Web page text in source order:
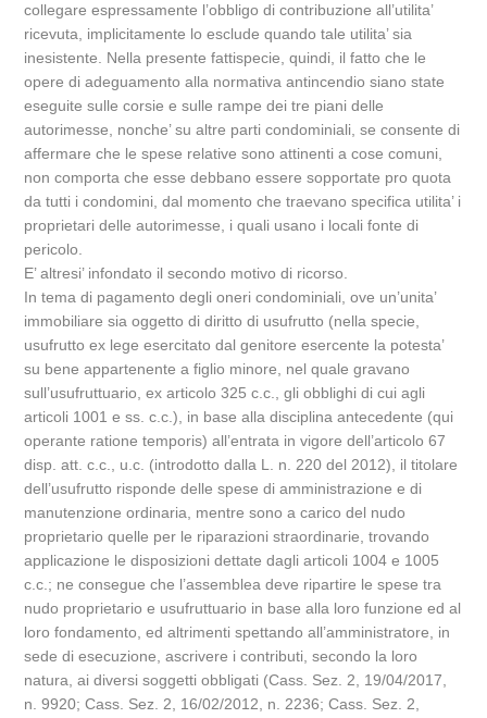
collegare espressamente l’obbligo di contribuzione all’utilita’
ricevuta, implicitamente lo esclude quando tale utilita’ sia
inesistente. Nella presente fattispecie, quindi, il fatto che le
opere di adeguamento alla normativa antincendio siano state
eseguite sulle corsie e sulle rampe dei tre piani delle
autorimesse, nonche’ su altre parti condominiali, se consente di
affermare che le spese relative sono attinenti a cose comuni,
non comporta che esse debbano essere sopportate pro quota
da tutti i condomini, dal momento che traevano specifica utilita’ i
proprietari delle autorimesse, i quali usano i locali fonte di
pericolo.
E’ altresi’ infondato il secondo motivo di ricorso.
In tema di pagamento degli oneri condominiali, ove un’unita’
immobiliare sia oggetto di diritto di usufrutto (nella specie,
usufrutto ex lege esercitato dal genitore esercente la potesta’
su bene appartenente a figlio minore, nel quale gravano
sull’usufruttuario, ex articolo 325 c.c., gli obblighi di cui agli
articoli 1001 e ss. c.c.), in base alla disciplina antecedente (qui
operante ratione temporis) all’entrata in vigore dell’articolo 67
disp. att. c.c., u.c. (introdotto dalla L. n. 220 del 2012), il titolare
dell’usufrutto risponde delle spese di amministrazione e di
manutenzione ordinaria, mentre sono a carico del nudo
proprietario quelle per le riparazioni straordinarie, trovando
applicazione le disposizioni dettate dagli articoli 1004 e 1005
c.c.; ne consegue che l’assemblea deve ripartire le spese tra
nudo proprietario e usufruttuario in base alla loro funzione ed al
loro fondamento, ed altrimenti spettando all’amministratore, in
sede di esecuzione, ascrivere i contributi, secondo la loro
natura, ai diversi soggetti obbligati (Cass. Sez. 2, 19/04/2017,
n. 9920; Cass. Sez. 2, 16/02/2012, n. 2236; Cass. Sez. 2,